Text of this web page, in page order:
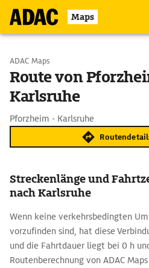
Maps
Start wählen
Ziel eingeben
ADAC Maps
Route von
Karlsruhe
Pforzheim - Karlsruhe
Streckenlänge und
nach Karlsruhe
Wenn keine verkehrsbedingten
vorzufinden sind, hat diese
und die Fahrtdauer liegt bei 0 h
Routenberechnung von ADAC